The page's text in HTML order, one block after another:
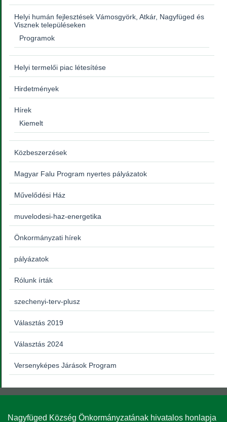
Helyi humán fejlesztések Vámosgyörk, Atkár, Nagyfüged és
Visznek településeken
Programok
Helyi termelői piac létesítése
Hirdetmények
Hírek
Kiemelt
Közbeszerzések
Magyar Falu Program nyertes pályázatok
Művelődési Ház
muvelodesi-haz-energetika
Önkormányzati hírek
pályázatok
Rólunk írták
szechenyi-terv-plusz
Választás 2019
Választás 2024
Versenyképes Járások Program
Nagyfüged Község Önkormányzatának hivatalos honlapja